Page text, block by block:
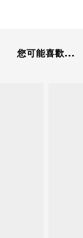
您可能喜歡...